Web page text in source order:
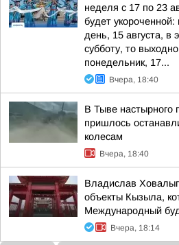
неделя с 17 по 23
будет
день, 15 августа, в
субботу, то
понедельник, 17...
Вчера, 18:40
В Тыве настырного
пришлось
колесам
Вчера, 18:40
Владислав
объекты Кызыла,
Международный
Вчера, 18:14